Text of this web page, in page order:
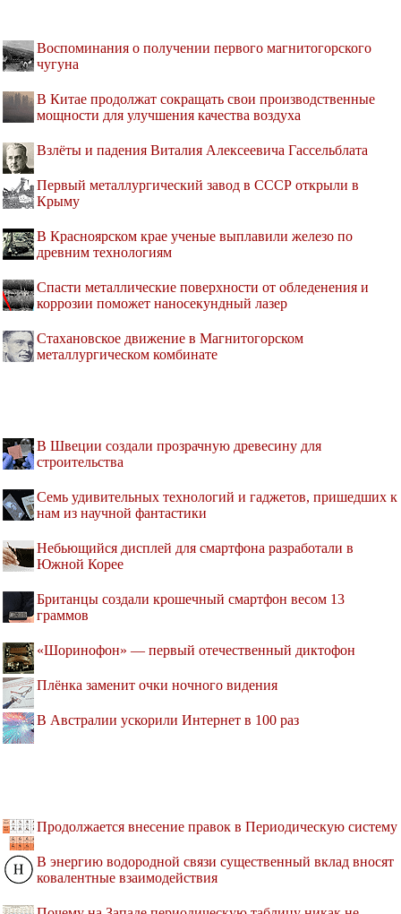
Воспоминания о получении первого магнитогорского
чугуна
В Китае продолжат сокращать свои производственные
мощности для улучшения качества воздуха
Взлёты и падения Виталия Алексеевича Гассельблата
Первый металлургический завод в СССР открыли в
Крыму
В Красноярском крае ученые выплавили железо по
древним технологиям
Спасти металлические поверхности от обледенения и
коррозии поможет наносекундный лазер
Стахановское движение в Магнитогорском
металлургическом комбинате
В Швеции создали прозрачную древесину для
строительства
Семь удивительных технологий и гаджетов, пришедших к
нам из научной фантастики
Небьющийся дисплей для смартфона разработали в
Южной Корее
Британцы создали крошечный смартфон весом 13
граммов
«Шоринофон» — первый отечественный диктофон
Плёнка заменит очки ночного видения
В Австралии ускорили Интернет в 100 раз
Продолжается внесение правок в Периодическую систему
В энергию водородной связи существенный вклад вносят
ковалентные взаимодействия